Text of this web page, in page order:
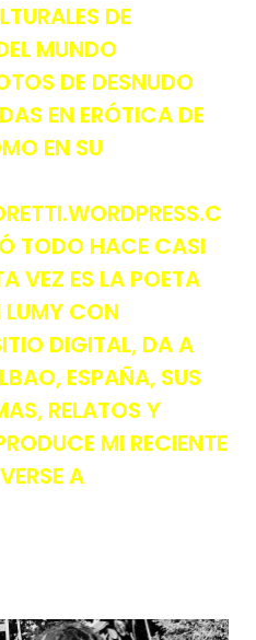
DE
MUNDO
DE DESNUDO
EN ERÓTICA DE
EN SU
TODO HACE CASI
VEZ ES LA POETA
LUMY CON
DIGITAL, DA A
ESPAÑA, SUS
RELATOS Y
MI RECIENTE
A